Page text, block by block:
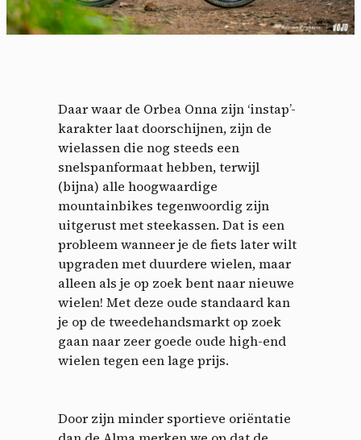
Daar waar de Orbea Onna zijn ‘instap’-
karakter laat doorschijnen, zijn de
wielassen die nog steeds een
snelspanformaat hebben, terwijl
(bijna) alle hoogwaardige
mountainbikes tegenwoordig zijn
uitgerust met steekassen. Dat is een
probleem wanneer je de fiets later wilt
upgraden met duurdere wielen, maar
alleen als je op zoek bent naar nieuwe
wielen! Met deze oude standaard kan
je op de tweedehandsmarkt op zoek
gaan naar zeer goede oude high-end
wielen tegen een lage prijs.
Door zijn minder sportieve oriëntatie